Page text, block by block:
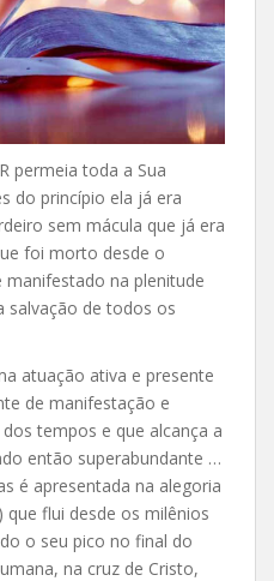
permeia toda a Sua
do princípio ela já era
sem mácula que já era
foi morto desde o
manifestado na plenitude
salvação de todos os
atuação ativa e presente
de manifestação e
tempos e que alcança a
então superabundante …
é apresentada na alegoria
flui desde os milênios
o seu pico no final do
na cruz de Cristo,